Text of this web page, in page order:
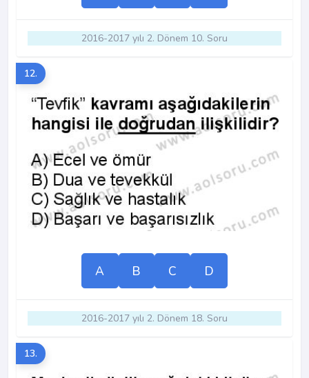
2016-2017 yılı 2. Dönem 10. Soru
12.
A B C D
2016-2017 yılı 2. Dönem 18. Soru
13.